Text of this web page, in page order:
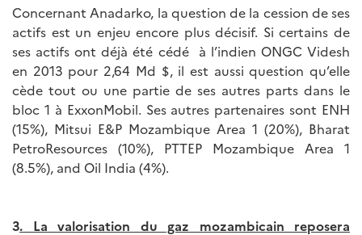
Concernant Anadarko, la question de la cession de ses
actifs est un enjeu encore plus décisif. Si certains de
ses actifs ont déjà été cédé à l’indien ONGC Videsh
en 2013 pour 2,64 Md $, il est aussi question qu’elle
cède tout ou une partie de ses autres parts dans le
bloc 1 à ExxonMobil. Ses autres partenaires sont ENH
(15%), Mitsui E&P Mozambique Area 1 (20%), Bharat
PetroResources (10%), PTTEP Mozambique Area 1
(8.5%), and Oil India (4%).
3. La valorisation du gaz mozambicain reposera